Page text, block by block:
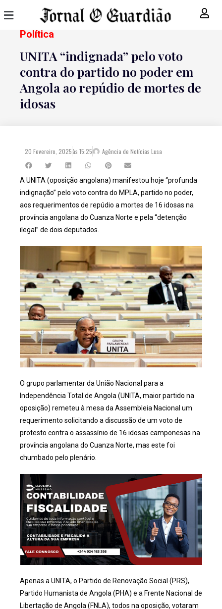
Política
UNITA “indignada” pelo voto
contra do partido no poder em
Angola ao repúdio de mortes de
idosas
20 Fevereiro, 2025às 15:25 Agência de Notícias Lusa
A UNITA (oposição angolana) manifestou hoje “profunda
indignação” pelo voto contra do MPLA, partido no poder,
aos requerimentos de repúdio a mortes de 16 idosas na
província angolana do Cuanza Norte e pela “detenção
ilegal” de dois deputados.
O grupo parlamentar da União Nacional para a
Independência Total de Angola (UNITA, maior partido na
oposição) remeteu à mesa da Assembleia Nacional um
requerimento solicitando a discussão de um voto de
protesto contra o assassínio de 16 idosas camponesas na
província angolana do Cuanza Norte, mas este foi
chumbado pelo plenário.
Apenas a UNITA, o Partido de Renovação Social (PRS),
Partido Humanista de Angola (PHA) e a Frente Nacional de
Libertação de Angola (FNLA), todos na oposição, votaram